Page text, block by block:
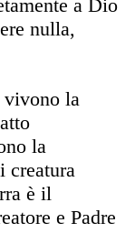
a Dio
nulla,
la
la
creatura
è il
e Padre